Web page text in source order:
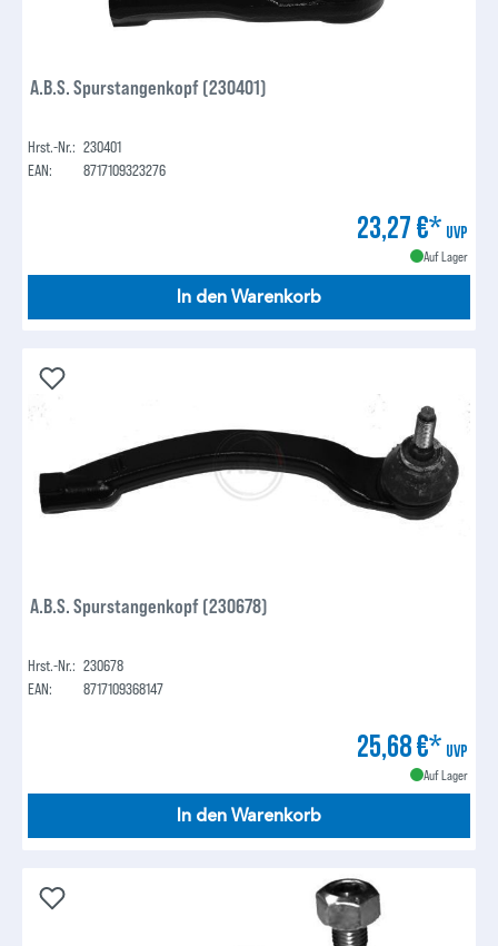
A.B.S. Spurstangenkopf (230401)
Hrst.-Nr.: 230401
EAN:
8717109323276
23,27 €* UVP
Auf Lager
In den Warenkorb
A.B.S. Spurstangenkopf (230678)
Hrst.-Nr.: 230678
EAN:
8717109368147
25,68 €* UVP
Auf Lager
In den Warenkorb